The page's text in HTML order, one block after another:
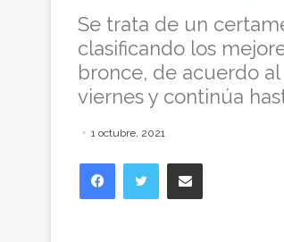
Se trata de un
clasificando los
bronce, de acuerdo
viernes y continúa
1 octubre, 2021
Facebook